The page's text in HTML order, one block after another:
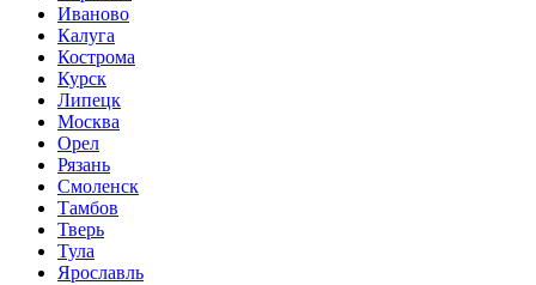
Иваново
Калуга
Кострома
Курск
Липецк
Москва
Орел
Рязань
Смоленск
Тамбов
Тверь
Тула
Ярославль